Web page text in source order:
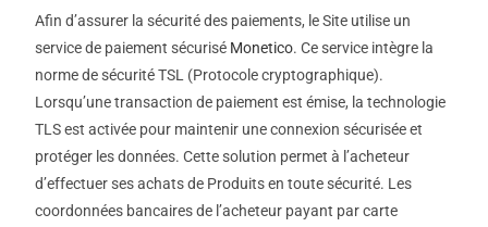
Afin d’assurer la sécurité des paiements, le Site utilise un
service de paiement sécurisé Monetico. Ce service intègre la
norme de sécurité TSL (Protocole cryptographique).
Lorsqu’une transaction de paiement est émise, la technologie
TLS est activée pour maintenir une connexion sécurisée et
protéger les données. Cette solution permet à l’acheteur
d’effectuer ses achats de Produits en toute sécurité. Les
coordonnées bancaires de l’acheteur payant par carte